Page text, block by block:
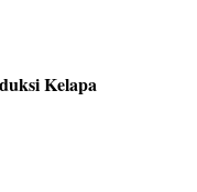
Kelapa